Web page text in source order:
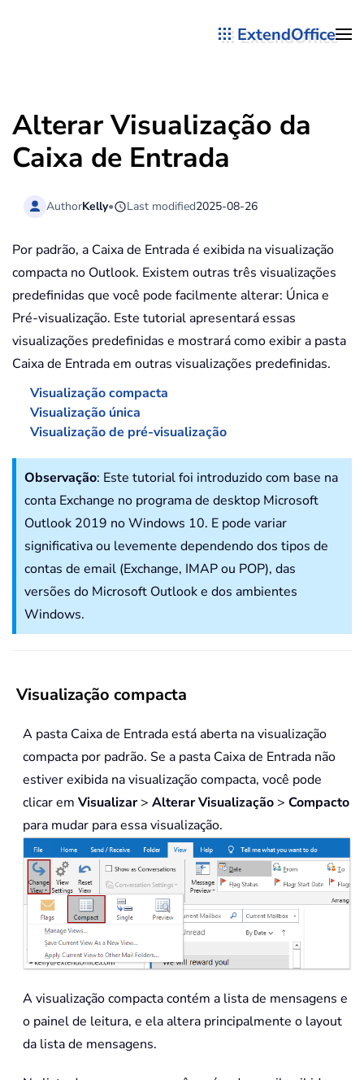
ExtendOffice
Alterar Visualização da
Caixa de Entrada
AuthorKelly• Last modified2025-08-26
Por padrão, a Caixa de Entrada é exibida na visualização
compacta no Outlook. Existem outras três visualizações
predefinidas que você pode facilmente alterar: Única e
Pré-visualização. Este tutorial apresentará essas
visualizações predefinidas e mostrará como exibir a pasta
Caixa de Entrada em outras visualizações predefinidas.
Visualização compacta
Visualização única
Visualização de pré-visualização
Observação: Este tutorial foi introduzido com base na
conta Exchange no programa de desktop Microsoft
Outlook 2019 no Windows 10. E pode variar
significativa ou levemente dependendo dos tipos de
contas de email (Exchange, IMAP ou POP), das
versões do Microsoft Outlook e dos ambientes
Windows.
Visualização compacta
A pasta Caixa de Entrada está aberta na visualização
compacta por padrão. Se a pasta Caixa de Entrada não
estiver exibida na visualização compacta, você pode
clicar em Visualizar> Alterar Visualização > Compacto
para mudar para essa visualização.
A visualização compacta contém a lista de mensagens e
o painel de leitura, e ela altera principalmente o layout
da lista de mensagens.